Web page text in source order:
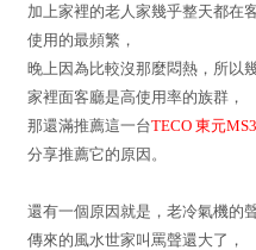
加上家裡的老人家幾乎整天都在
使用的最頻繁，
晚上因為比較沒那麼悶熱，所以
家裡面客廳是高使用率的族群，
那還滿推薦這一台TECO 東元
分享推薦它的原因。
還有一個原因就是，老冷氣機的
傳來的風水世家叫罵聲還大了，